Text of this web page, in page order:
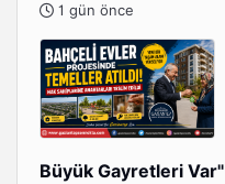
1 gün önce
Büyük Gayretleri Var"